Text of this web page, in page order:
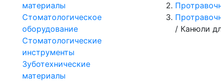
материалы
Стоматологическое
оборудование
Стоматологические
инструменты
Зуботехнические
материалы
/ Канюли